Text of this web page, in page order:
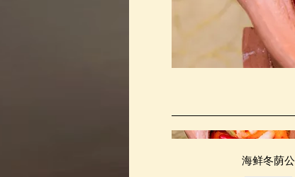
海鲜冬荫公